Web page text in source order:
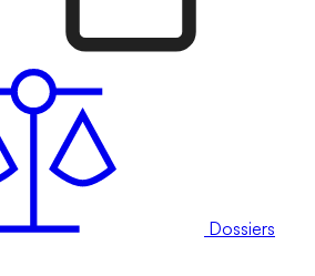
Dossiers